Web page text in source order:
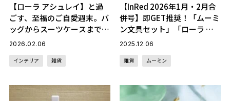
【ローラ アシュレイ】と過
ごす、至福のご自愛週末。バ
ッグからスーツケースまで
「心ときめく雑貨」を味方に
2026.02.06
インテリア 雑貨
【InRed 2026年1月・2月合
併号】即GET推奨！「ムーミ
ン文具セット」「ローラ ア
シュレイ カレンダー」の豪
2025.12.06
雑貨 ムーミン